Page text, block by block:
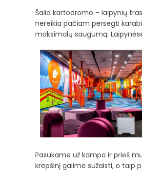
Šalia kartodromo – laipynių
nereikia pačiam persegti
maksimalų saugumą.
Pasukame už kampo ir prieš
krepšinį galime sužaisti, o taip